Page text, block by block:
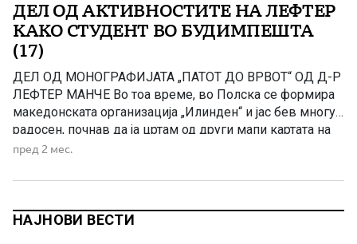
ДЕЛ ОД АКТИВНОСТИТЕ НА ЛЕФТЕР
КАКО СТУДЕНТ ВО БУДИМПЕШТА
(17)
ДЕЛ ОД МОНОГРАФИЈАТА „ПАТОТ ДО ВРВОТ“ OД Д-Р
ЛЕФТЕР МАНЧЕ Во тоа време, во Полска се формира
македонската организација „Илинден“ и јас бев многу
радосен, почнав да ја цртам од други мапи картата на
Македонија, но во нејзините етничко-географски
Почнав да одам редовно и во Бугарскиот културен […]
пред 2 мес.
НАЈНОВИ ВЕСТИ